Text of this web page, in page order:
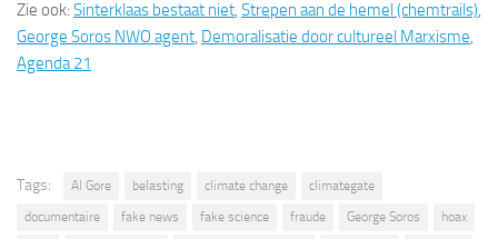
Zie ook: Sinterklaas bestaat niet, Strepen aan de hemel (chemtrails),
George Soros NWO agent, Demoralisatie door cultureel Marxisme,
Agenda 21
Tags: Al Gore belasting climate change
climategate
documentaire
fake news fake science fraude George Soros
hoax